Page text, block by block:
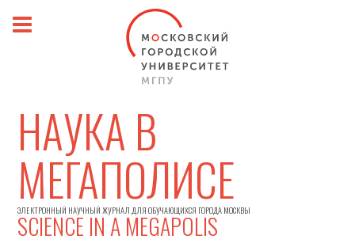
НАУКА В
МЕГАПОЛИСЕ
ЭЛЕКТРОННЫЙ НАУЧНЫЙ ЖУРНАЛ ДЛЯ ОБУЧАЮЩИХСЯ ГОРОДА МОСКВЫ
SCIENCE IN A MEGAPOLIS